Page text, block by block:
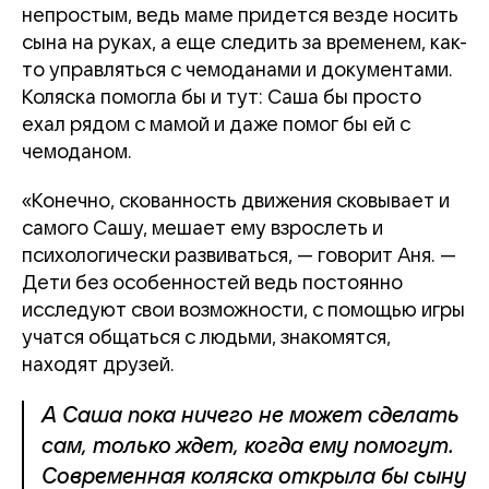
непростым, ведь маме придется везде носить
сына на руках, а еще следить за временем, как-
то управляться с чемоданами и документами.
Коляска помогла бы и тут: Саша бы просто
ехал рядом с мамой и даже помог бы ей с
чемоданом.
«Конечно, скованность движения сковывает и
самого Сашу, мешает ему взрослеть и
психологически развиваться, — говорит Аня. —
Дети без особенностей ведь постоянно
исследуют свои возможности, с помощью игры
учатся общаться с людьми, знакомятся,
находят друзей.
А Саша пока ничего не может сделать
сам, только ждет, когда ему помогут.
Современная коляска открыла бы сыну